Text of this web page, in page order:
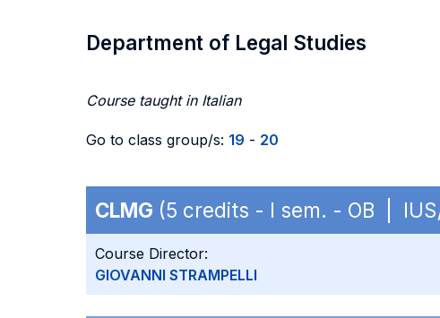
Department of Legal Studies
Course taught in Italian
Go to class group/s: 19 - 20
CLMG (5 credits - I sem. - OB |
Course Director:
GIOVANNI STRAMPELLI